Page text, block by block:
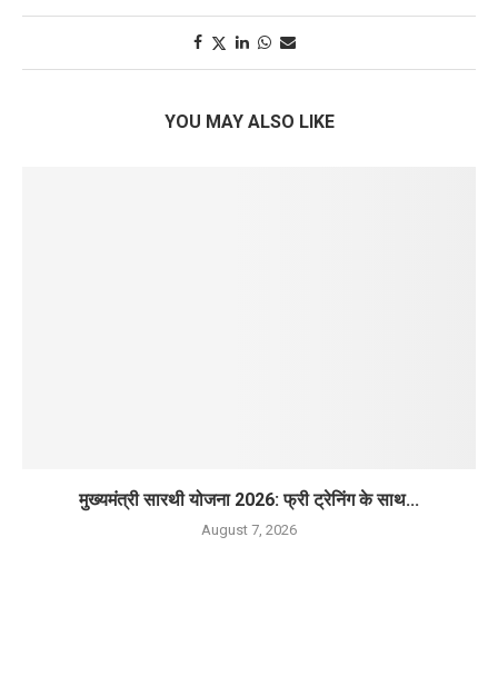
YOU MAY ALSO LIKE
मुख्यमंत्री सारथी योजना 2026: फ्री ट्रेनिंग के साथ...
August 7, 2026